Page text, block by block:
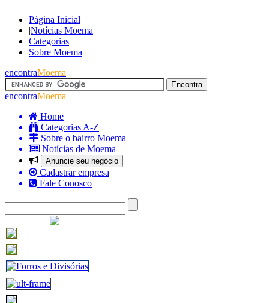
Página Inicial
|Notícias Moema|
Categorias|
Sobre Moema|
encontraMoema
encontraMoema
Home
Categorias A-Z
Sobre o bairro Moema
Notícias de Moema
Anuncie seu negócio
Cadastrar empresa
Fale Conosco